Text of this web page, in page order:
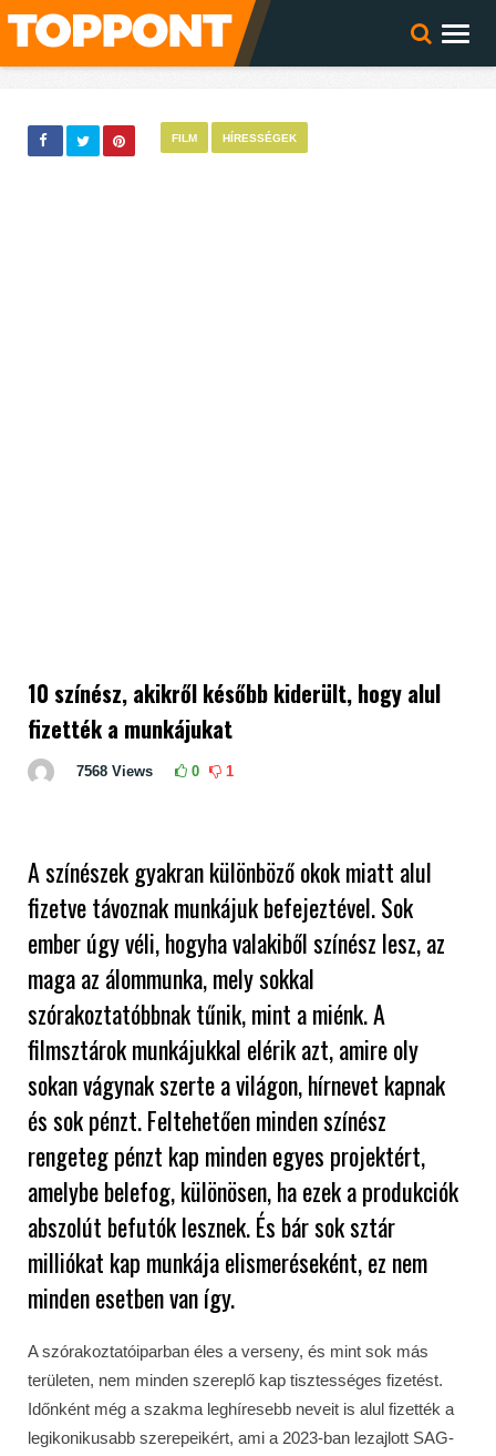
FILM HÍRESSÉGEK
10 színész, akikről később kiderült, hogy alul
fizették a munkájukat
7568 Views 0 1
A színészek gyakran különböző okok miatt alul
fizetve távoznak munkájuk befejeztével. Sok
ember úgy véli, hogyha valakiből színész lesz, az
maga az álommunka, mely sokkal
szórakoztatóbbnak tűnik, mint a miénk. A
filmsztárok munkájukkal elérik azt, amire oly
sokan vágynak szerte a világon, hírnevet kapnak
és sok pénzt. Feltehetően minden színész
rengeteg pénzt kap minden egyes projektért,
amelybe belefog, különösen, ha ezek a produkciók
abszolút befutók lesznek. És bár sok sztár
milliókat kap munkája elismeréseként, ez nem
minden esetben van így.
A szórakoztatóiparban éles a verseny, és mint sok más
területen, nem minden szereplő kap tisztességes fizetést.
Időnként még a szakma leghíresebb neveit is alul fizették a
legikonikusabb szerepeikért, ami a 2023-ban lezajlott SAG-